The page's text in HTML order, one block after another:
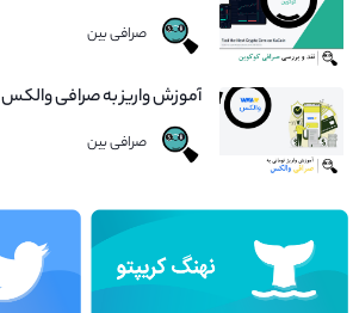
صرافی بین
آموزش واریز به صرافی والکس
صرافی بین